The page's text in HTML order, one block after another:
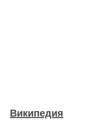
Википедия